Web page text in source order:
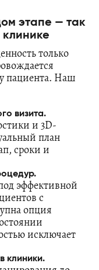
этапе — так
только
пациента. Наш
визита.
и 3D-
план
сроки и
эффективной
с
опция
исключает
клиники.